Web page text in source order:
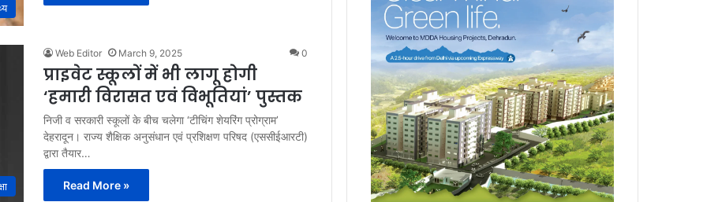
Web Editor March 9, 2025 0
प्राइवेट स्कूलों में भी लागू होगी
‘हमारी विरासत एवं विभूतियां’ पुस्तक
निजी व सरकारी स्कूलों के बीच चलेगा ‘टीचिंग शेयरिंग प्रोग्राम’
देहरादून। राज्य शैक्षिक अनुसंधान एवं प्रशिक्षण परिषद (एससीईआरटी)
द्वारा तैयार…
Read More »